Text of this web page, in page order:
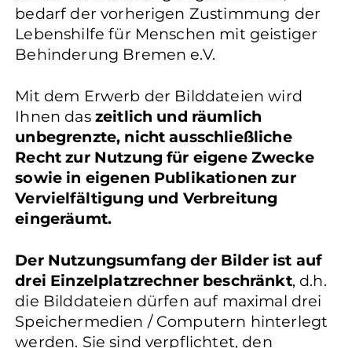
bedarf der vorherigen Zustimmung der
Lebenshilfe für Menschen mit geistiger
Behinderung Bremen e.V.
Mit dem Erwerb der Bilddateien wird
Ihnen das zeitlich und räumlich
unbegrenzte, nicht ausschließliche
Recht zur Nutzung für eigene Zwecke
sowie in eigenen Publikationen zur
Vervielfältigung und Verbreitung
eingeräumt.
Der Nutzungsumfang der Bilder ist auf
drei Einzelplatzrechner beschränkt, d.h.
die Bilddateien dürfen auf maximal drei
Speichermedien / Computern hinterlegt
werden. Sie sind verpflichtet, den